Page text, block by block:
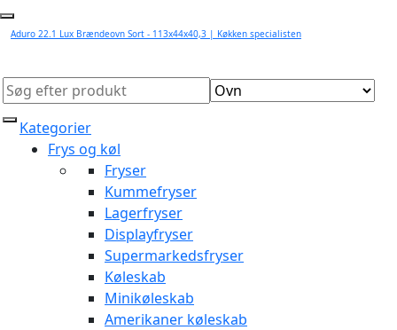
Aduro 22.1 Lux Brændeovn Sort - 113x44x40,3 | Køkken specialisten
Kategorier
Frys og køl
Fryser
Kummefryser
Lagerfryser
Displayfryser
Supermarkedsfryser
Køleskab
Minikøleskab
Amerikaner køleskab